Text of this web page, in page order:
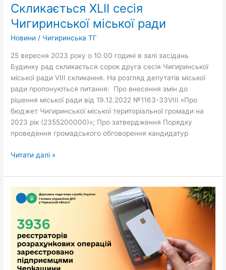
Скликається XLІІ сесія
Чигиринської міської ради
Новини / Чигиринська ТГ
25 вересня 2023 року о 10.00 годині в залі засідань
Будинку рад скликається сорок друга сесія Чигиринської
міської ради VIІІ скликання. На розгляд депутатів міської
ради пропонуються питання: Про внесення змін до
рішення міської ради від 19.12.2022 №1163-33VІІІ «Про
бюджет Чигиринської міської територіальної громади на
2023 рік (2355200000)»; Про затвердження Порядку
проведення громадського обговорення кандидатур
сесія
Чигиринської
міської
ради
Читати далі »
Державна
податкова
України